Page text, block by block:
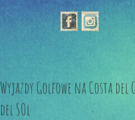
Wyjazdy Golfowe na Costa
del SOl